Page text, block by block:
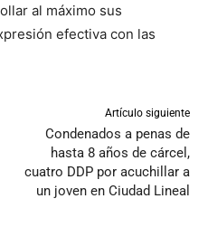
al máximo sus
efectiva con las
Artículo siguiente
Condenados a penas de
hasta 8 años de cárcel,
cuatro DDP por acuchillar a
un joven en Ciudad Lineal